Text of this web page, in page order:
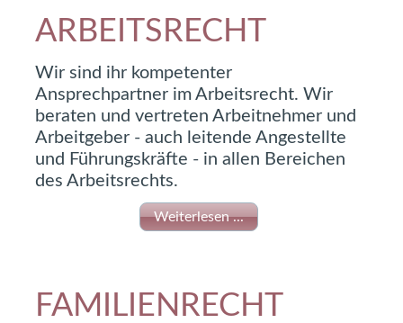
ARBEITSRECHT
Wir sind ihr kompetenter
Ansprechpartner im Arbeitsrecht. Wir
beraten und vertreten Arbeitnehmer und
Arbeitgeber - auch leitende Angestellte
und Führungskräfte - in allen Bereichen
des Arbeitsrechts.
Weiterlesen ...
FAMILIENRECHT